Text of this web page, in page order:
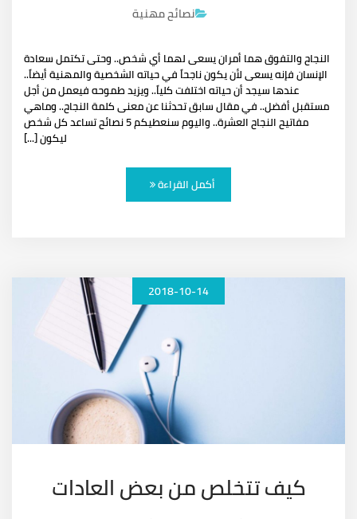
نصائح مهنية
النجاح والتفوق هما أمران يسعى لهما أي شخص.. وحتى تكتمل سعادة
الإنسان فإنه يسعى لأن يكون ناجحاً في حياته الشخصية والمهنية أيضاً..
عندها سيجد أن حياته اختلفت كلياً.. ويزيد طموحه فيعمل من أجل
مستقبل أفضل.. في مقال سابق تحدثنا عن معنى كلمة النجاح.. وماهي
مفاتيح النجاح العشرة.. واليوم سنعطيكم 5 نصائح تساعد كل شخص
ليكون [...]
أكمل القراءة
2018-10-14
كيف تتخلص من بعض العادات